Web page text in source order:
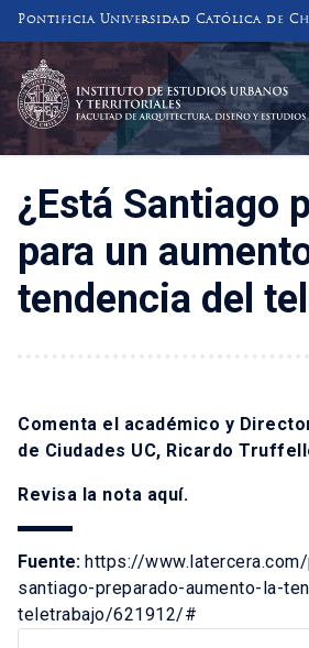
Pontificia Universidad Católica de
INSTITUTO DE ESTUDIOS
Y TERRITORIALES
FACULTAD DE ARQUITECTURA,
¿Está Santiago
para un
tendencia del
Comenta el académico y
de Ciudades UC, Ricardo
Revisa la nota aquí.
Fuente: https://
santiago-preparado-aumento-la-
teletrabajo/621912/#